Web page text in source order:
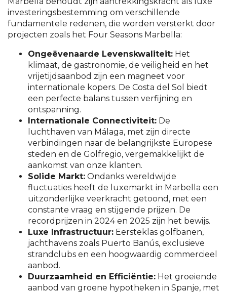
investeringsbestemming om verschillende
fundamentele redenen, die worden versterkt door
projecten zoals het Four Seasons Marbella:
Ongeëvenaarde Levenskwaliteit: Het
klimaat, de gastronomie, de veiligheid en het
vrijetijdsaanbod zijn een magneet voor
internationale kopers. De Costa del Sol biedt
een perfecte balans tussen verfijning en
ontspanning.
Internationale Connectiviteit: De
luchthaven van Málaga, met zijn directe
verbindingen naar de belangrijkste Europese
steden en de Golfregio, vergemakkelijkt de
aankomst van onze klanten.
Solide Markt: Ondanks wereldwijde
fluctuaties heeft de luxemarkt in Marbella een
uitzonderlijke veerkracht getoond, met een
constante vraag en stijgende prijzen. De
recordprijzen in 2024 en 2025 zijn het bewijs.
Luxe Infrastructuur: Eersteklas golfbanen,
jachthavens zoals Puerto Banús, exclusieve
strandclubs en een hoogwaardig commercieel
aanbod.
Duurzaamheid en Efficiëntie: Het groeiende
aanbod van groene hypotheken in Spanje, met